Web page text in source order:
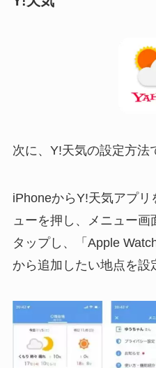
次に、Y!天気の設定方法
iPhoneからY!天気アプ
ューを押し、メニュー
タップし、「Apple
から追加したい地点を設